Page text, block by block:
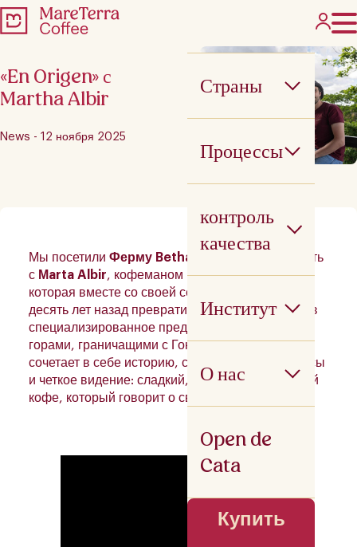
Страны
Процессы
контроль
качества
Институт
О нас
Open de
Cata
Купить
«En Origen» с
Martha Albir
News - 12 ноября 2025
Мы посетили Ферму Bethania
, чтобы поговорить
с Мarta Albir, кофеманом в третьем поколении,
которая вместе со своей сестрой
десять лет назад превратила семейную ферму в
специализированное предприятие. Между
горами, граничащими с Гондурасом, Бетания
сочетает в себе историю, современные процессы
и четкое видение: сладкий, чистый и стабильный
кофе, который говорит о своей территории.